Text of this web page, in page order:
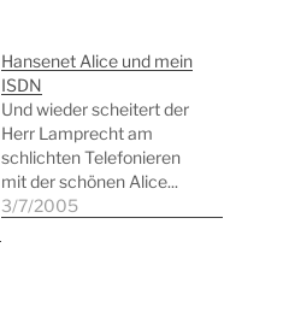
Hansenet Alice und mein
ISDN
Und wieder scheitert der
Herr Lamprecht am
schlichten Telefonieren
mit der schönen Alice...
3/7/2005